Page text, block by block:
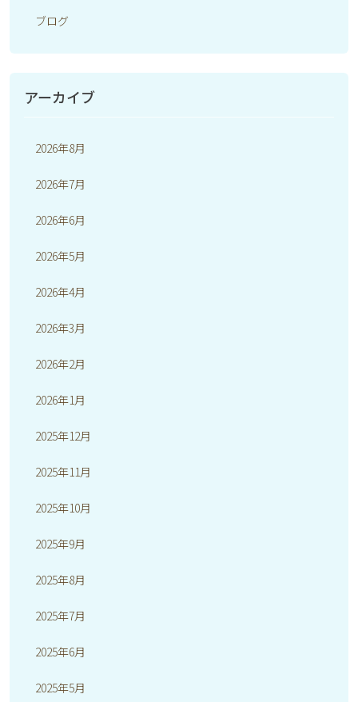
ブログ
アーカイブ
2026年8月
2026年7月
2026年6月
2026年5月
2026年4月
2026年3月
2026年2月
2026年1月
2025年12月
2025年11月
2025年10月
2025年9月
2025年8月
2025年7月
2025年6月
2025年5月